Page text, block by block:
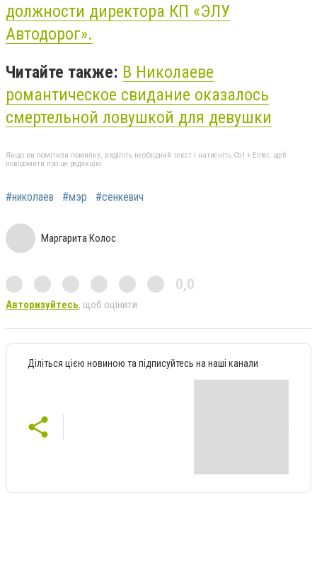
должности директора КП «ЭЛУ
Автодорог».
Читайте также: В Николаеве
романтическое свидание оказалось
смертельной ловушкой для девушки
Якщо ви помітили помилку, виділіть необхідний текст і натисніть Ctrl + Enter, щоб
повідомити про це редакцію
#николаев #мэр #сенкевич
Маргарита Колос
0,0
Авторизуйтесь, щоб оцінити
Діліться цією новиною та підписуйтесь на наші канали